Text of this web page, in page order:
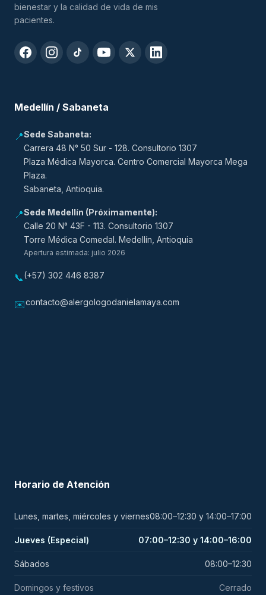
bienestar y la calidad de vida de mis
pacientes.
Medellín / Sabaneta
📍Sede Sabaneta:
Carrera 48 N° 50 Sur - 128. Consultorio 1307
Plaza Médica Mayorca. Centro Comercial Mayorca Mega
Plaza.
Sabaneta, Antioquia.
📍Sede Medellín (Próximamente):
Calle 20 N° 43F - 113. Consultorio 1307
Torre Médica Comedal. Medellín, Antioquia
Apertura estimada: julio 2026
📞(+57) 302 446 8387
✉️contacto@alergologodanielamaya.com
Horario de Atención
Lunes, martes, miércoles y viernes08:00–12:30 y 14:00–17:00
Jueves (Especial) 07:00–12:30 y 14:00–16:00
Sábados 08:00–12:30
Domingos y festivos Cerrado